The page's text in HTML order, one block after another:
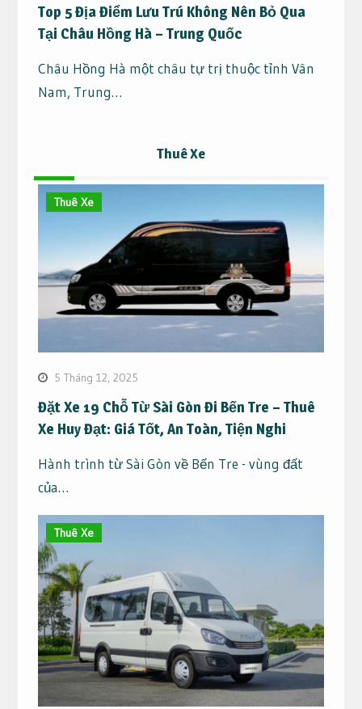
Top 5 Địa Điểm Lưu Trú Không Nên Bỏ Qua
Tại Châu Hồng Hà – Trung Quốc
Châu Hồng Hà một châu tự trị thuộc tỉnh Vân
Nam, Trung…
Thuê Xe
Thuê Xe
5 Tháng 12, 2025
Đặt Xe 19 Chỗ Từ Sài Gòn Đi Bến Tre – Thuê
Xe Huy Đạt: Giá Tốt, An Toàn, Tiện Nghi
Hành trình từ Sài Gòn về Bến Tre - vùng đất
của…
Thuê Xe